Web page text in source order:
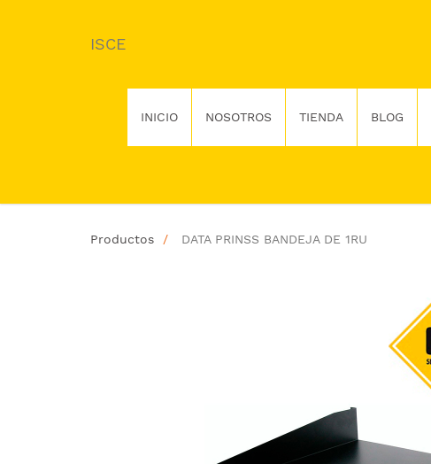
ISCE
INICIO NOSOTROS TIENDA BLOG
Productos DATA PRINSS BANDEJA DE 1RU